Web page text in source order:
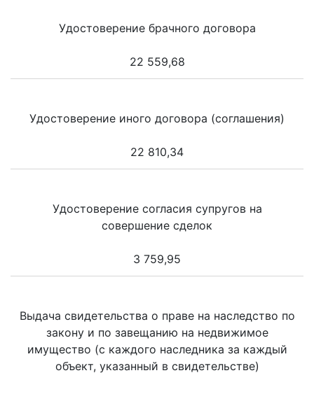
Удостоверение брачного договора
22 559,68
Удостоверение иного договора (соглашения)
22 810,34
Удостоверение согласия супругов на
совершение сделок
3 759,95
Выдача свидетельства о праве на наследство по
закону и по завещанию на недвижимое
имущество (с каждого наследника за каждый
объект, указанный в свидетельстве)